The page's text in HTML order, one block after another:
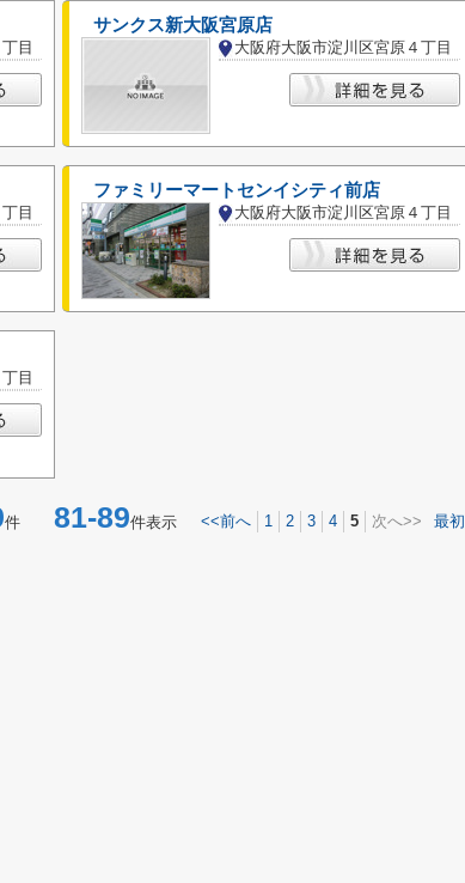
目
サンクス新大阪宮原店
大阪府大阪市淀川区宮原４丁目
目
ファミリーマートセンイシティ前店
大阪府大阪市淀川区宮原４丁目
目
件 81-89件表示 <<前へ 1 2 3 4 5 次へ>> 最初